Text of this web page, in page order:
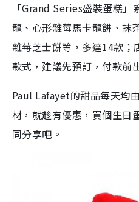
「Grand Series盛裝蛋糕
龍、心形雜莓馬卡龍餅、抹
雜莓芝士餅等，多達14款；
款式，建議先預訂，付款前
Paul Lafayet的甜品每天均
材，就趁有優惠，買個生日
同分享吧。